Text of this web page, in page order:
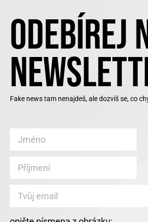
ODEBÍREJ
Fake news tam nenajdeš, ale dozvíš se, co